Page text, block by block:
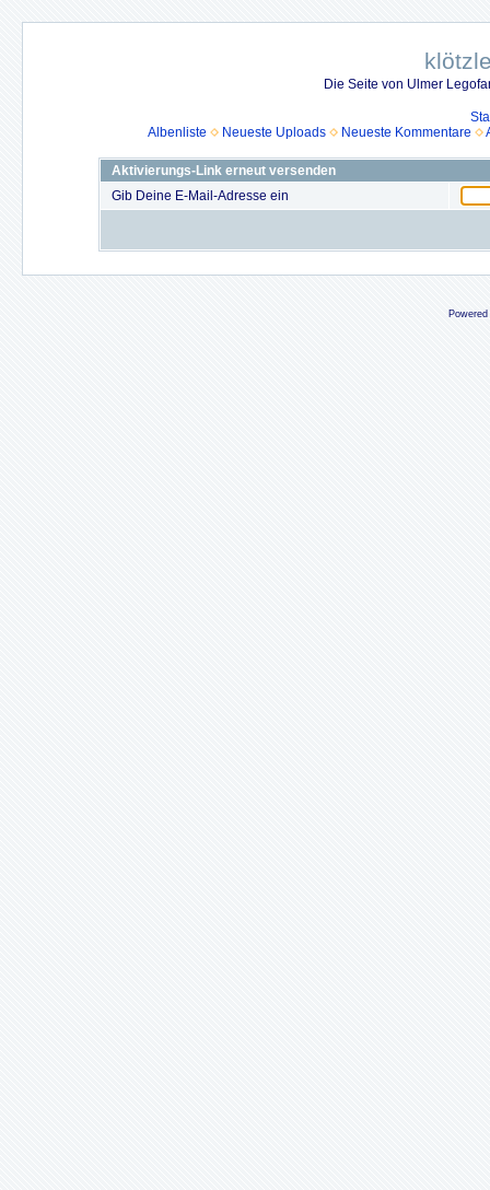
Die Seite von Ulmer
Albenliste
Neueste Uploads Neueste Kommentare
Aktivierungs-Link erneut versenden
Gib Deine E-Mail-Adresse ein